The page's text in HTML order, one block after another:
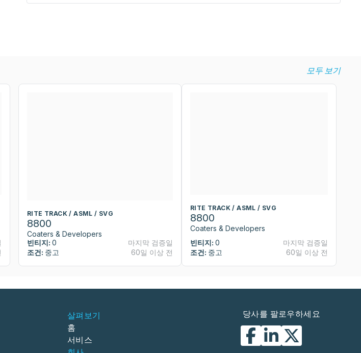
모두 보기
RITE TRACK / ASML / SVG
8800
Coaters & Developers
빈티지: 0
조건: 중고
마지막 검증일
60일 이상 전
RITE TRACK / ASML / SVG
8800
Coaters & Developers
빈티지: 0
조건: 중고
마지막 검증일
60일 이상 전
살펴보기
홈
서비스
당사를 팔로우하세요